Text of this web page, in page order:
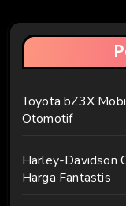
Toyota bZ3X
Otomotif
Harley-Davidson
Harga Fantastis